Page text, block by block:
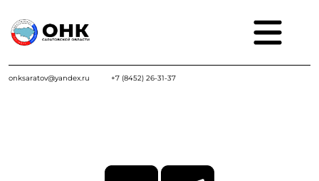
onksaratov@yandex.ru +7 (8452) 26-31-37